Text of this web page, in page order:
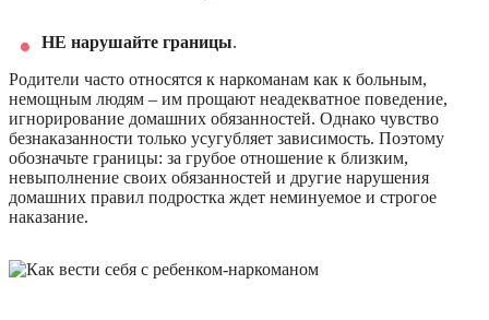
НЕ нарушайте границы.
Родители часто относятся к наркоманам как к больным,
немощным людям – им прощают неадекватное поведение,
игнорирование домашних обязанностей. Однако чувство
безнаказанности только усугубляет зависимость. Поэтому
обозначьте границы: за грубое отношение к близким,
невыполнение своих обязанностей и другие нарушения
домашних правил подростка ждет неминуемое и строгое
наказание.